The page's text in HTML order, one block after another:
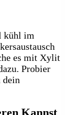
kühl im
es mit Xylit
Probier
dein
Kannst